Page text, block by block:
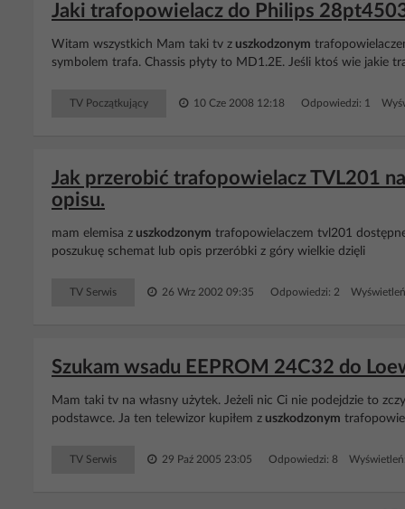
Jaki trafopowielacz do Philips
Witam wszystkich Mam taki tv z uszkodzonym
symbolem trafa. Chassis płyty to MD1.2E. Jeśli ktoś wie jakie
TV Początkujący 10 Cze 2008 12:18 Odpowiedzi: 1
Jak przerobić trafopowielacz TVL201
opisu.
mam elemisa z uszkodzonym trafopowielaczem tvl201
poszukuę schemat lub opis przeróbki z góry wielkie dzięli
TV Serwis 26 Wrz 2002 09:35 Odpowiedzi: 2
Szukam wsadu EEPROM 24C32 do
Mam taki tv na własny użytek. Jeżeli nic Ci nie podejdzie to
podstawce. Ja ten telewizor kupiłem z uszkodzonym
TV Serwis 29 Paź 2005 23:05 Odpowiedzi: 8